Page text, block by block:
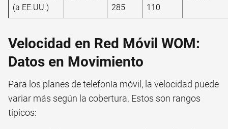
(a EE.UU.)
285
110
Velocidad en Red Móvil WOM:
Datos en Movimiento
Para los planes de telefonía móvil, la velocidad puede
variar más según la cobertura. Estos son rangos
típicos: